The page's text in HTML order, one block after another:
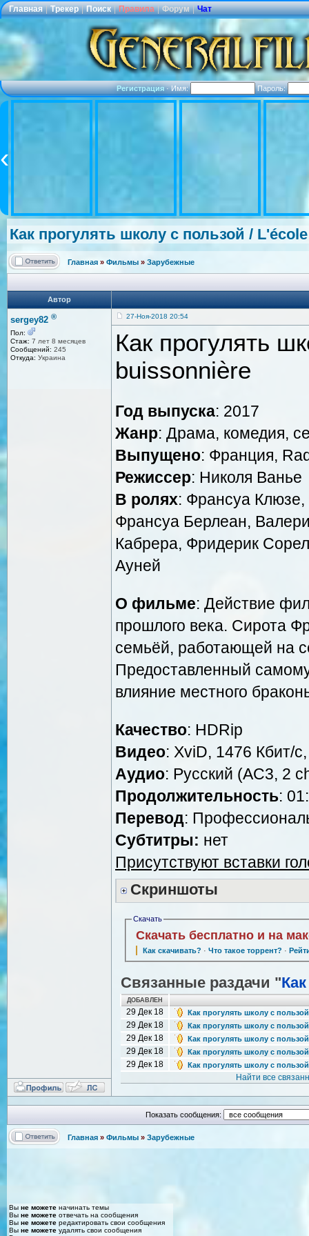
Главная | Трекер | Поиск | Правила | Форум | Чат
Регистрация·Имя: Пароль:
Как прогулять школу с пользой /
Главная » Фильмы » Зарубежные
Автор
sergey82 ®
Пол:
Стаж: 7 лет 8 месяцев
Сообщений: 245
Откуда: Украина
27-Ноя-2018 20:54
Как прогулять
buissonnière
Год выпуска: 2017
Жанр: Драма, комедия,
Выпущено: Франция,
Режиссер: Николя Ванье
В ролях: Франсуа
Франсуа Берлеан,
Кабрера, Фридерик
Ауней
О фильме: Действие
прошлого века. Сирота
семьёй, работающей на
Предоставленный
влияние местного
Качество: HDRip
Видео: XviD, 1476 Кбит/
Аудио: Русский (AC3, 2
Продолжительность:
Перевод:
Субтитры: нет
Присутствуют вставки
Скриншоты
Скачать
Скачать бесплатно и на
Как скачивать? · Что такое торрент? ·
Связанные раздачи "
ДОБАВЛЕН
29 Дек 18 Как прогулять школу с
29 Дек 18 Как прогулять школу с
29 Дек 18 Как прогулять школу с
29 Дек 18 Как прогулять школу с
29 Дек 18 Как прогулять школу с
Найти все
Показать сообщения:
Главная » Фильмы » Зарубежные
Вы не можете начинать темы
Вы не можете отвечать на сообщения
Вы не можете редактировать свои сообщения
Вы не можете удалять свои сообщения